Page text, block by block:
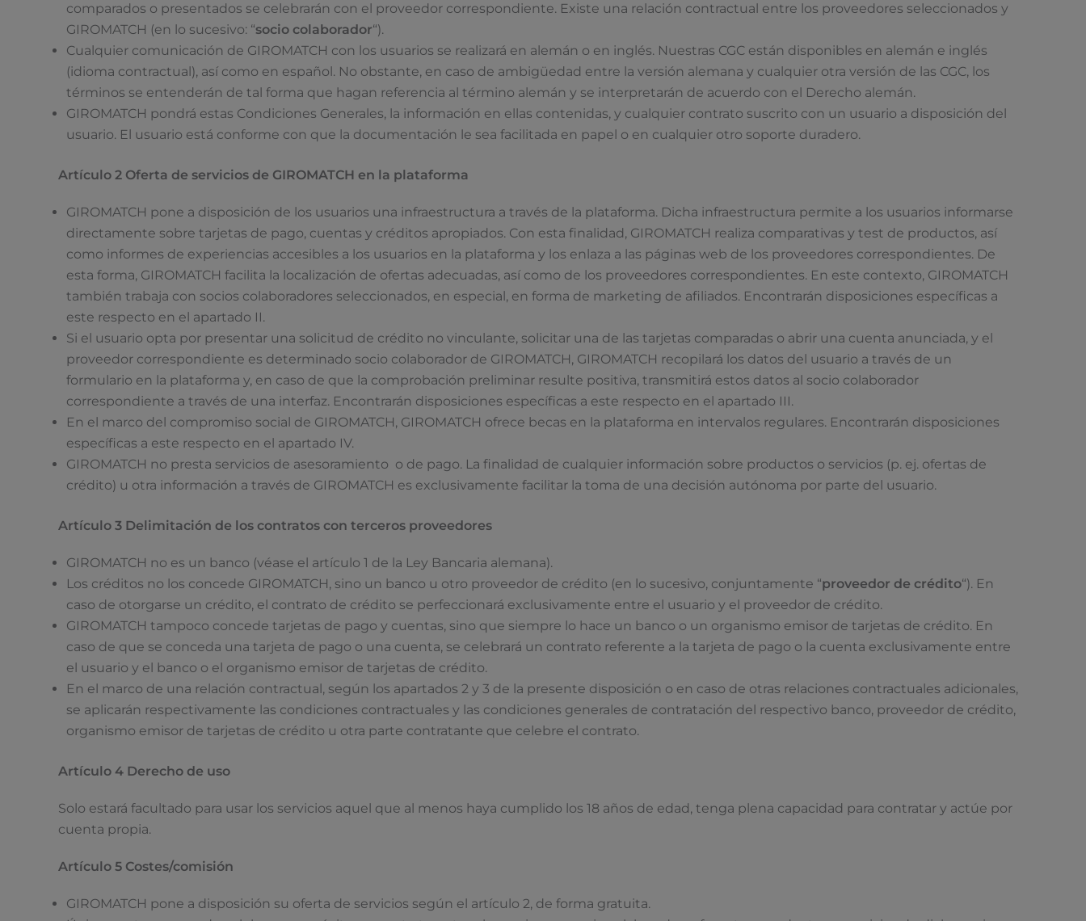
comparados o presentados se celebrarán con el proveedor correspondiente. Existe una relación contractual entre los proveedores seleccionados y
GIROMATCH (en lo sucesivo: “socio colaborador“).
Cualquier comunicación de GIROMATCH con los usuarios se realizará en alemán o en inglés. Nuestras CGC están disponibles en alemán e inglés
(idioma contractual), así como en español. No obstante, en caso de ambigüedad entre la versión alemana y cualquier otra versión de las CGC, los
términos se entenderán de tal forma que hagan referencia al término alemán y se interpretarán de acuerdo con el Derecho alemán.
GIROMATCH pondrá estas Condiciones Generales, la información en ellas contenidas, y cualquier contrato suscrito con un usuario a disposición del
usuario. El usuario está conforme con que la documentación le sea facilitada en papel o en cualquier otro soporte duradero.
Artículo 2 Oferta de servicios de GIROMATCH en la plataforma
GIROMATCH pone a disposición de los usuarios una infraestructura a través de la plataforma. Dicha infraestructura permite a los usuarios informarse
directamente sobre tarjetas de pago, cuentas y créditos apropiados. Con esta finalidad, GIROMATCH realiza comparativas y test de productos, así
como informes de experiencias accesibles a los usuarios en la plataforma y los enlaza a las páginas web de los proveedores correspondientes. De
esta forma, GIROMATCH facilita la localización de ofertas adecuadas, así como de los proveedores correspondientes. En este contexto, GIROMATCH
también trabaja con socios colaboradores seleccionados, en especial, en forma de marketing de afiliados. Encontrarán disposiciones específicas a
este respecto en el apartado II.
Si el usuario opta por presentar una solicitud de crédito no vinculante, solicitar una de las tarjetas comparadas o abrir una cuenta anunciada, y el
proveedor correspondiente es determinado socio colaborador de GIROMATCH, GIROMATCH recopilará los datos del usuario a través de un
formulario en la plataforma y, en caso de que la comprobación preliminar resulte positiva, transmitirá estos datos al socio colaborador
correspondiente a través de una interfaz. Encontrarán disposiciones específicas a este respecto en el apartado III.
En el marco del compromiso social de GIROMATCH, GIROMATCH ofrece becas en la plataforma en intervalos regulares. Encontrarán disposiciones
específicas a este respecto en el apartado IV.
GIROMATCH no presta servicios de asesoramiento o de pago. La finalidad de cualquier información sobre productos o servicios (p. ej. ofertas de
crédito) u otra información a través de GIROMATCH es exclusivamente facilitar la toma de una decisión autónoma por parte del usuario.
Artículo 3 Delimitación de los contratos con terceros proveedores
GIROMATCH no es un banco (véase el artículo 1 de la Ley Bancaria alemana).
Los créditos no los concede GIROMATCH, sino un banco u otro proveedor de crédito (en lo sucesivo, conjuntamente “proveedor de crédito“). En
caso de otorgarse un crédito, el contrato de crédito se perfeccionará exclusivamente entre el usuario y el proveedor de crédito.
GIROMATCH tampoco concede tarjetas de pago y cuentas, sino que siempre lo hace un banco o un organismo emisor de tarjetas de crédito. En
caso de que se conceda una tarjeta de pago o una cuenta, se celebrará un contrato referente a la tarjeta de pago o la cuenta exclusivamente entre
el usuario y el banco o el organismo emisor de tarjetas de crédito.
En el marco de una relación contractual, según los apartados 2 y 3 de la presente disposición o en caso de otras relaciones contractuales adicionales,
se aplicarán respectivamente las condiciones contractuales y las condiciones generales de contratación del respectivo banco, proveedor de crédito,
organismo emisor de tarjetas de crédito u otra parte contratante que celebre el contrato.
Artículo 4 Derecho de uso
Solo estará facultado para usar los servicios aquel que al menos haya cumplido los 18 años de edad, tenga plena capacidad para contratar y actúe por
cuenta propia.
Artículo 5 Costes/comisión
GIROMATCH pone a disposición su oferta de servicios según el artículo 2, de forma gratuita.